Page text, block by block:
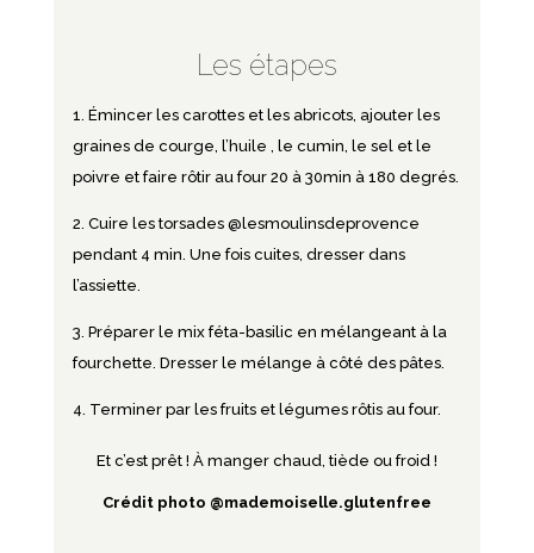
Les étapes
Émincer les carottes et les abricots, ajouter les
graines de courge, l’huile , le cumin, le sel et le
poivre et faire rôtir au four 20 à 30min à 180 degrés.
Cuire les torsades @lesmoulinsdeprovence
pendant 4 min. Une fois cuites, dresser dans
l’assiette.
Préparer le mix féta-basilic en mélangeant à la
fourchette. Dresser le mélange à côté des pâtes.
Terminer par les fruits et légumes rôtis au four.
Et c’est prêt ! À manger chaud, tiède ou froid !
Crédit photo @mademoiselle.glutenfree